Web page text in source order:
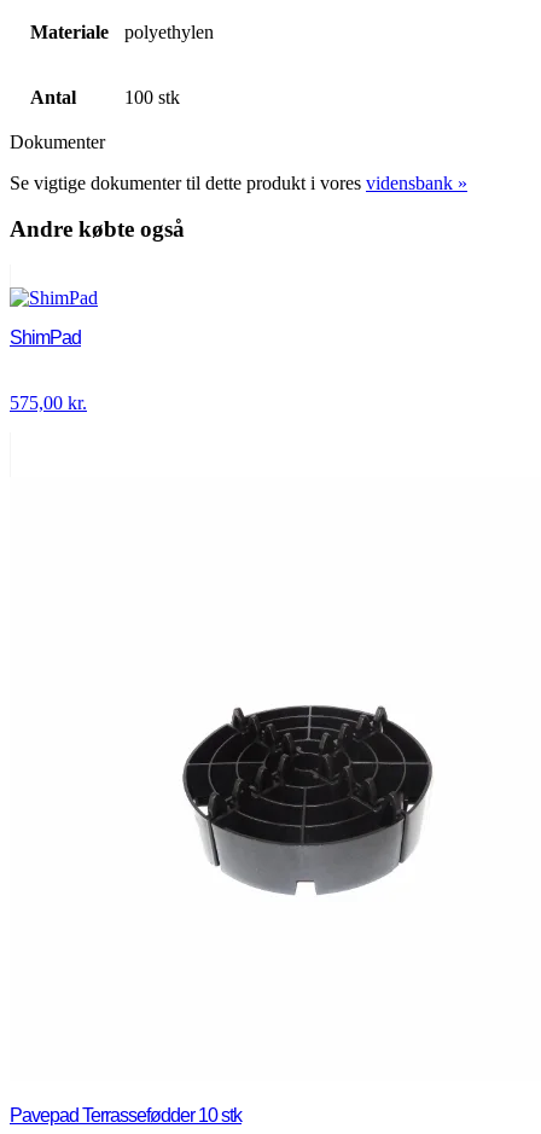
Materiale polyethylen
Antal 100 stk
Dokumenter
Se vigtige dokumenter til dette produkt i vores vidensbank »
Andre købte også
ShimPad
575,00 kr.
Pavepad Terrassefødder 10 stk